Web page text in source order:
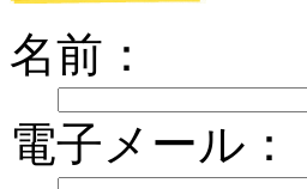
名前：
電子メール：